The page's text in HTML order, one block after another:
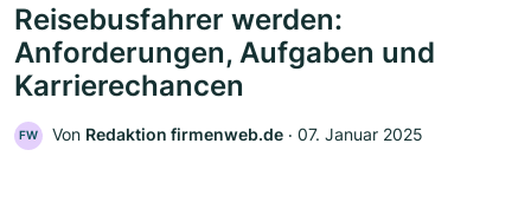
Reisebusfahrer werden:
Anforderungen, Aufgaben und
Karrierechancen
FW Von Redaktion firmenweb.de ‧ 07. Januar 2025